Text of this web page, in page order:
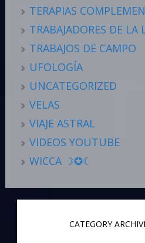
TERAPIAS
TRABAJADORES DE LA
TRABAJOS DE CAMPO
UFOLOGÍA
UNCATEGORIZED
VELAS
VIAJE ASTRAL
VIDEOS YOUTUBE
WICCA ☽✪☾
CATEGORY